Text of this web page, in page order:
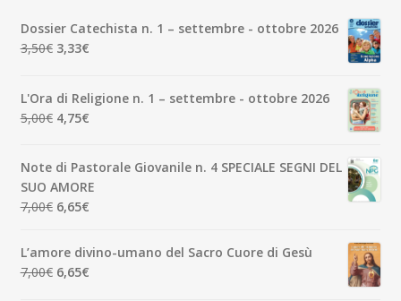
Dossier Catechista n. 1 – settembre - ottobre 2026
3,50€ Il
era:
3,50€.
3,33€Il
è:
3,33€.
L'Ora di Religione n. 1 – settembre - ottobre 2026
5,00€ Il
era:
5,00€.
4,75€Il
è:
4,75€.
Note di Pastorale Giovanile n. 4 SPECIALE SEGNI DEL
SUO AMORE
7,00€ Il
originale
era:
6,65€Il
attuale
è:
L’amore divino-umano del Sacro Cuore di Gesù
7,00€ Il
6,65€Il